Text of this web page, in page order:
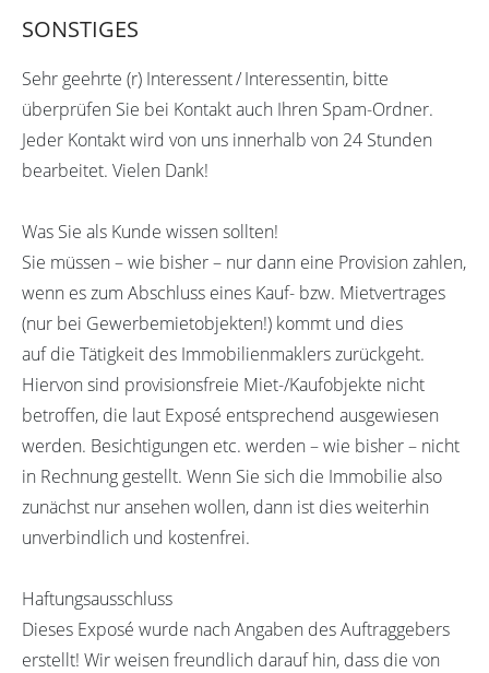
SONSTIGES
Sehr geehrte (r) Interessent / Interessentin, bitte
überprüfen Sie bei Kontakt auch Ihren Spam-Ordner.
Jeder Kontakt wird von uns innerhalb von 24 Stunden
bearbeitet. Vielen Dank!
Was Sie als Kunde wissen sollten!
Sie müssen – wie bisher – nur dann eine Provision zahlen,
wenn es zum Abschluss eines Kauf- bzw. Mietvertrages
(nur bei Gewerbemietobjekten!) kommt und dies
auf die Tätigkeit des Immobilienmaklers zurückgeht.
Hiervon sind provisionsfreie Miet-/Kaufobjekte nicht
betroffen, die laut Exposé entsprechend ausgewiesen
werden. Besichtigungen etc. werden – wie bisher – nicht
in Rechnung gestellt. Wenn Sie sich die Immobilie also
zunächst nur ansehen wollen, dann ist dies weiterhin
unverbindlich und kostenfrei.
Haftungsausschluss
Dieses Exposé wurde nach Angaben des Auftraggebers
erstellt! Wir weisen freundlich darauf hin, dass die von